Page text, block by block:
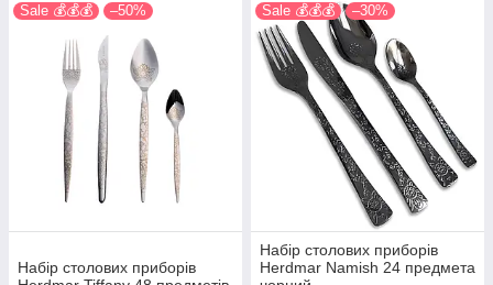
Sale 💰💰💰 –50%
Набір столових приборів
Sale 💰💰💰 –30%
Набір столових приборів
Herdmar Namish 24 предмета